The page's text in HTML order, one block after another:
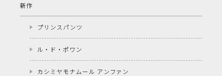
新作
プリンスパンツ
ル・ド・ポワン
カシミヤモナムール アンファン